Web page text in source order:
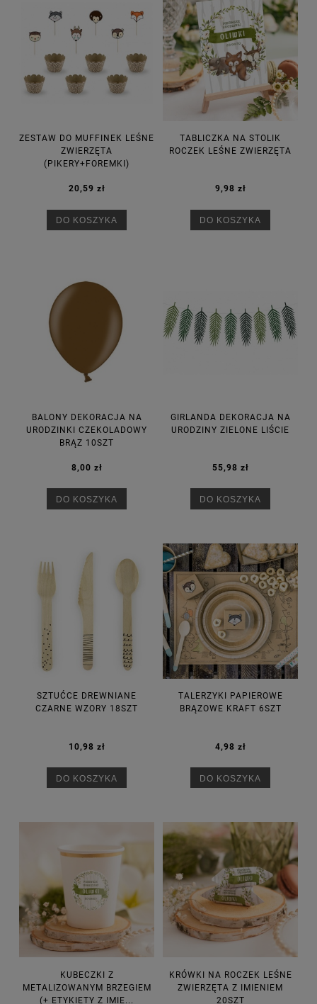
ZESTAW DO MUFFINEK LEŚNE
ZWIERZĘTA
(PIKERY+FOREMKI)
20,59 zł
DO KOSZYKA
TABLICZKA NA STOLIK
ROCZEK LEŚNE ZWIERZĘTA
9,98 zł
DO KOSZYKA
BALONY DEKORACJA NA
URODZINKI CZEKOLADOWY
BRĄZ 10SZT
8,00 zł
DO KOSZYKA
GIRLANDA DEKORACJA NA
URODZINY ZIELONE LIŚCIE
55,98 zł
DO KOSZYKA
SZTUĆCE DREWNIANE
CZARNE WZORY 18SZT
10,98 zł
DO KOSZYKA
TALERZYKI PAPIEROWE
BRĄZOWE KRAFT 6SZT
4,98 zł
DO KOSZYKA
KUBECZKI Z
METALIZOWANYM BRZEGIEM
(+ ETYKIETY Z IMIE...
KRÓWKI NA ROCZEK LEŚNE
ZWIERZĘTA Z IMIENIEM
20SZT